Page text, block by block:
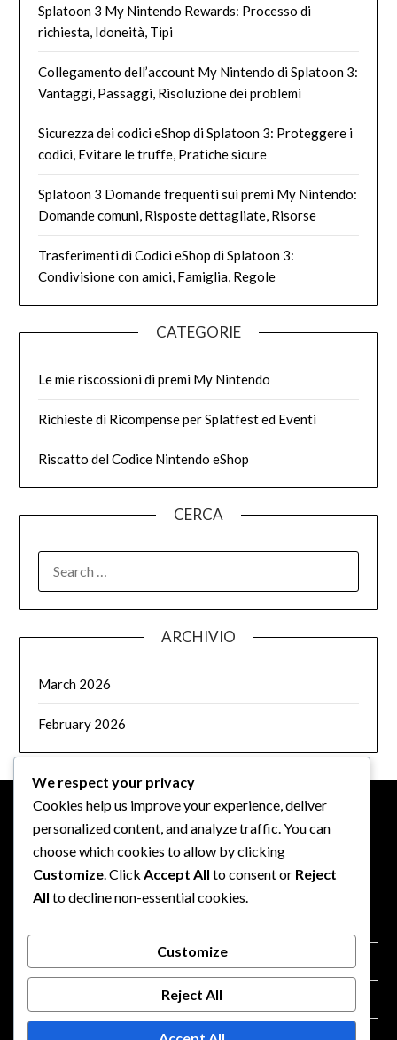
Splatoon 3 My Nintendo Rewards: Processo di
richiesta, Idoneità, Tipi
Collegamento dell’account My Nintendo di Splatoon 3:
Vantaggi, Passaggi, Risoluzione dei problemi
Sicurezza dei codici eShop di Splatoon 3: Proteggere i
codici, Evitare le truffe, Pratiche sicure
Splatoon 3 Domande frequenti sui premi My Nintendo:
Domande comuni, Risposte dettagliate, Risorse
Trasferimenti di Codici eShop di Splatoon 3:
Condivisione con amici, Famiglia, Regole
CATEGORIE
Le mie riscossioni di premi My Nintendo
Richieste di Ricompense per Splatfest ed Eventi
Riscatto del Codice Nintendo eShop
CERCA
FOR:
ARCHIVIO
March 2026
February 2026
NOTE LEGALI
Mettiti in contatto
We respect your privacy
Cookies help us improve your experience, deliver
personalized content, and analyze traffic. You can
choose which cookies to allow by clicking
Customize . Click Accept All to consent or Reject
All to decline non-essential cookies.
Customize
Reject All